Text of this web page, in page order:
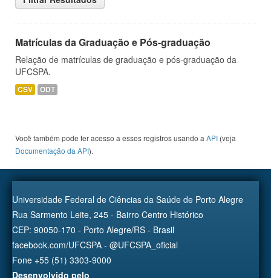
Matrículas da Graduação e Pós-graduação
Relação de matrículas de graduação e pós-graduação da
UFCSPA.
CSV ODT
Você também pode ter acesso a esses registros usando a API (veja
Documentação da API).
Universidade Federal de Ciências da Saúde de Porto Alegre
Rua Sarmento Leite, 245 - Bairro Centro Histórico
CEP: 90050-170 - Porto Alegre/RS - Brasil
facebook.com/UFCSPA - @UFCSPA_oficial
Fone +55 (51) 3303-9000
Desenvolvido pelo